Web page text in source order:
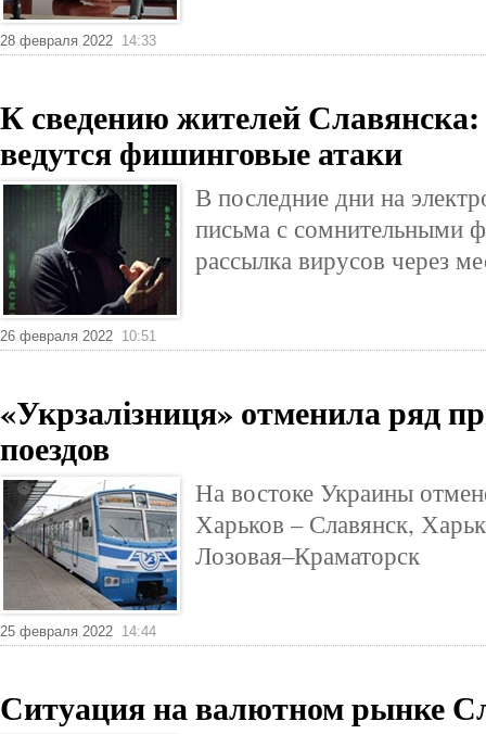
28 февраля 2022 14:33
К сведению жителей
ведутся фишинговые атаки
В последние дни на
письма с сомнительными
рассылка вирусов через
26 февраля 2022 10:51
«Укрзалізниця» отменила ряд
поездов
На востоке Украины
Харьков – Славянск,
Лозовая–Краматорск
25 февраля 2022 14:44
Ситуация на валютном рынке